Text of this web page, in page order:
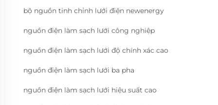
bộ nguồn tinh chỉnh lưới điện newenergy
nguồn điện làm sạch lưới công nghiệp
nguồn điện làm sạch lưới độ chính xác cao
nguồn điện làm sạch lưới ba pha
nguồn điện làm sạch lưới hiệu suất cao